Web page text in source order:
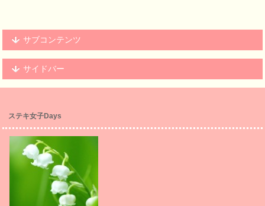
サブコンテンツ
サイドバー
ステキ女子Days